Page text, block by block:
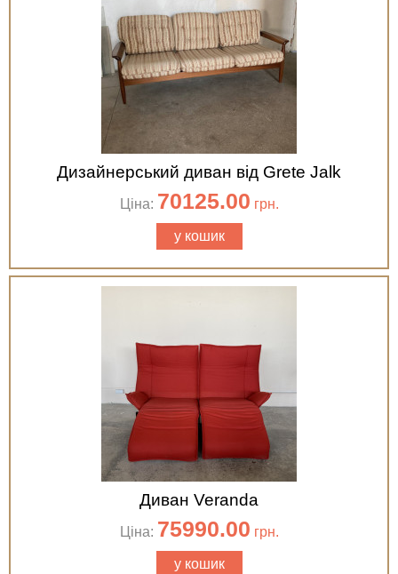
Дизайнерський диван від Grete Jalk
Ціна: 70125.00 грн.
у кошик
Диван Veranda
Ціна: 75990.00 грн.
у кошик